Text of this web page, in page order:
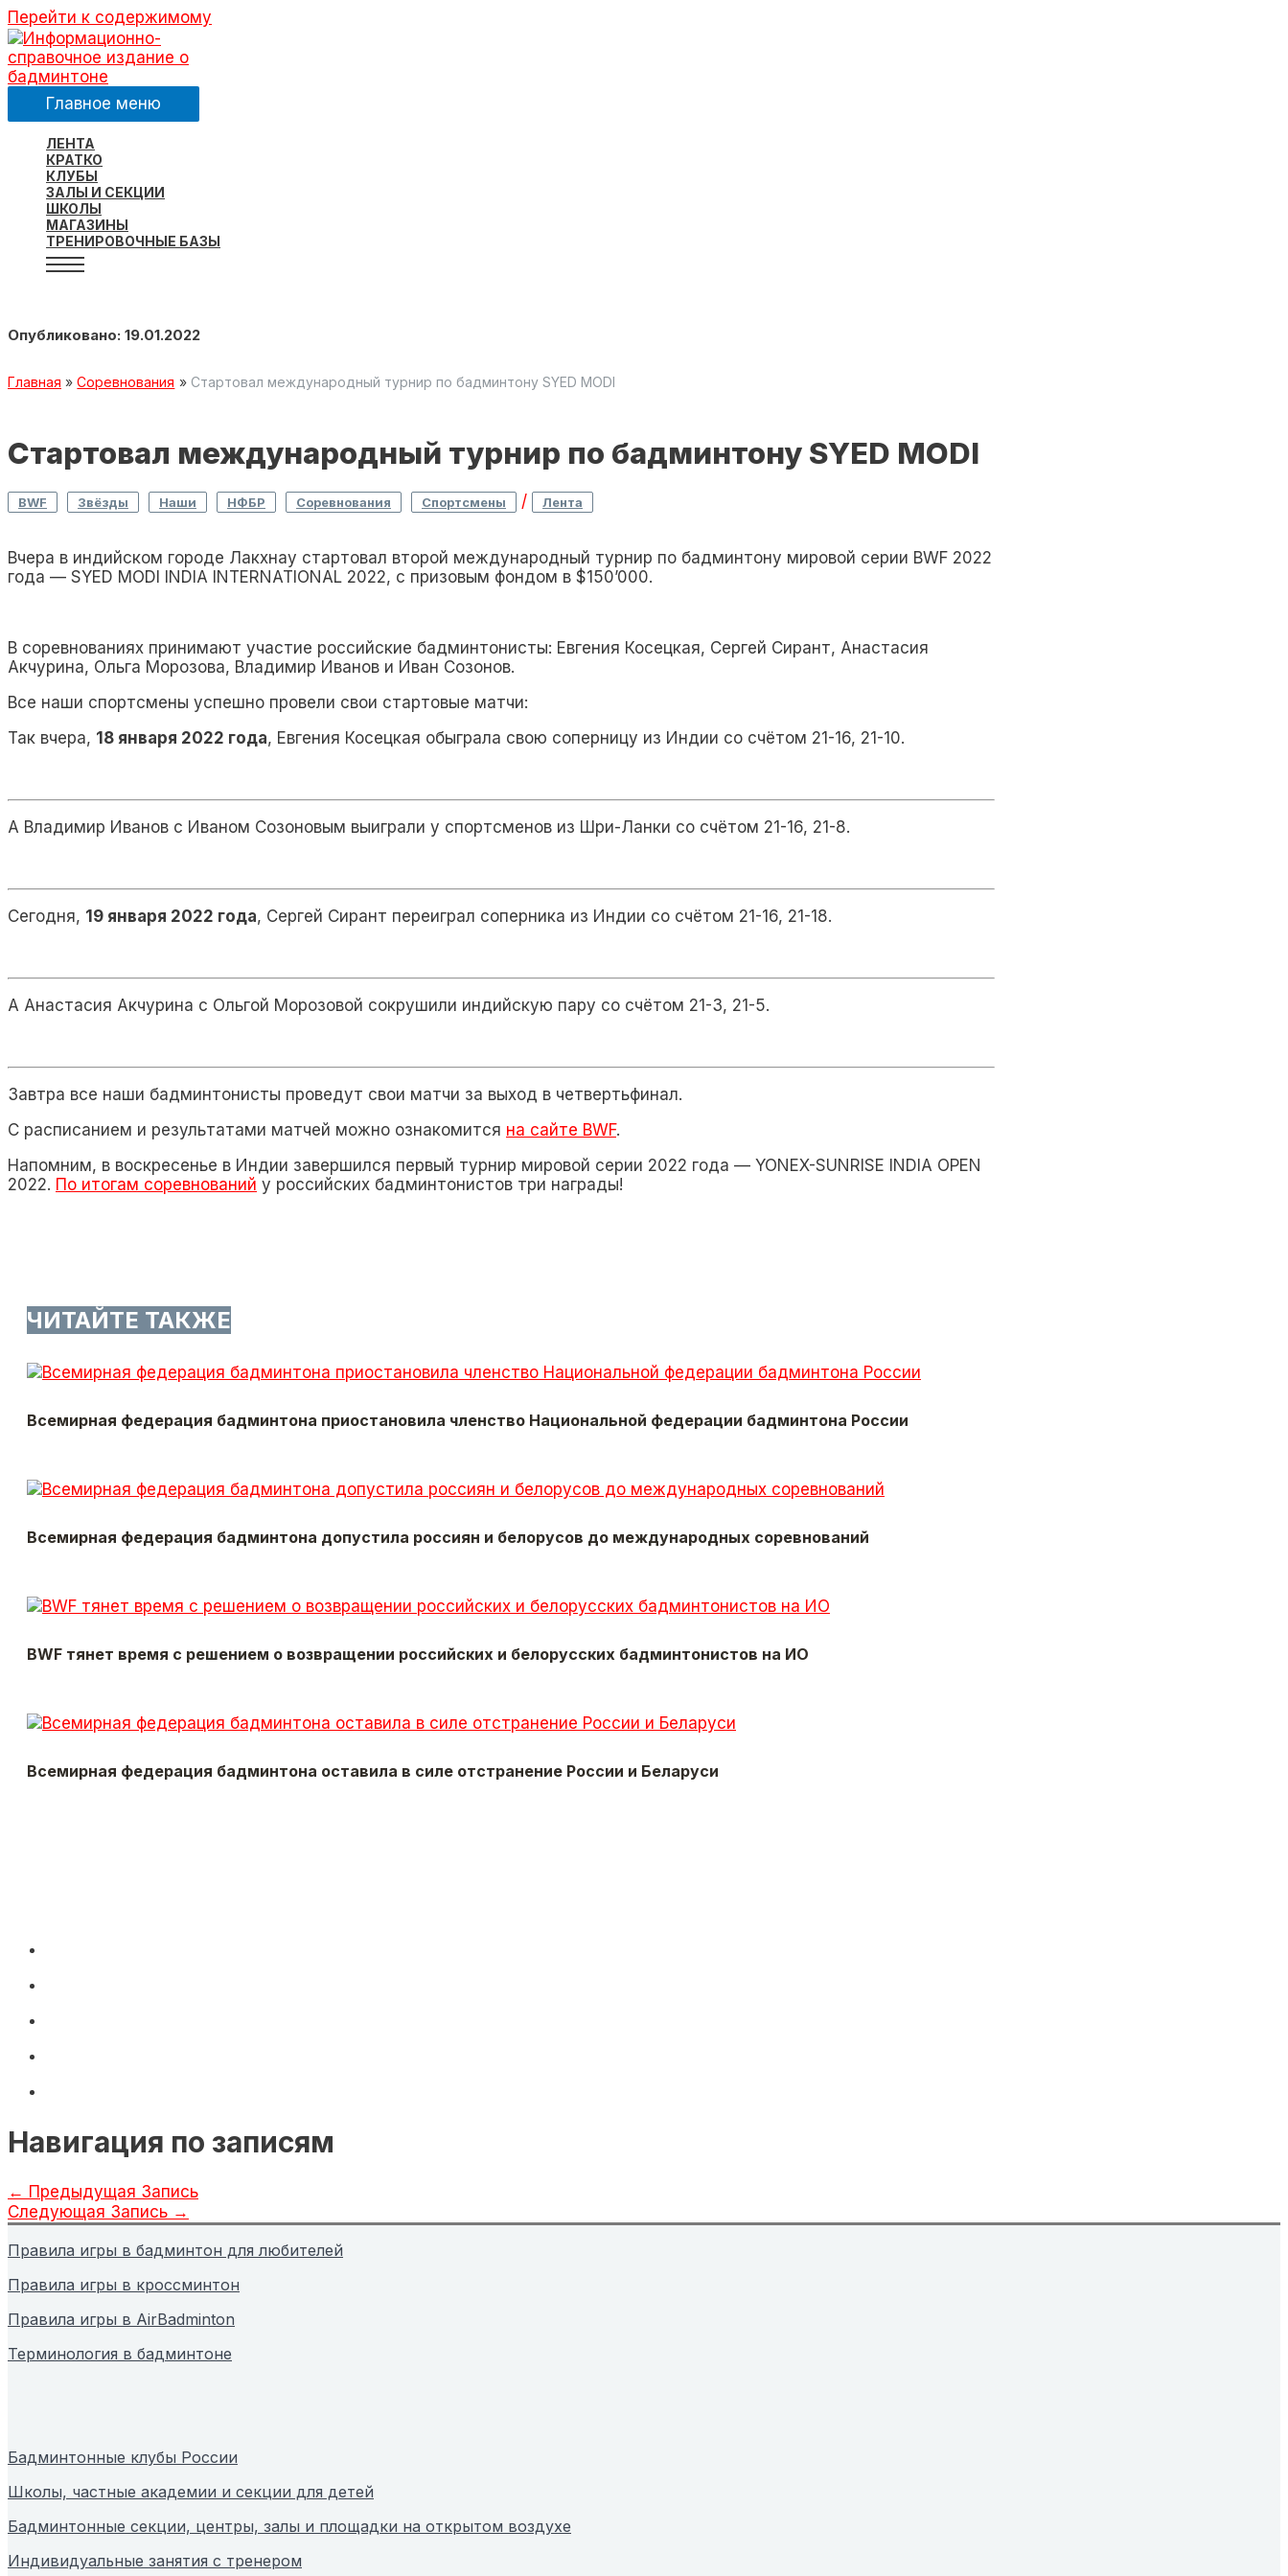
Перейти к содержимому
Главное меню
ЛЕНТА
КРАТКО
КЛУБЫ
ЗАЛЫ И СЕКЦИИ
ШКОЛЫ
МАГАЗИНЫ
ТРЕНИРОВОЧНЫЕ БАЗЫ
Опубликовано: 19.01.2022
Главная Соревнования Стартовал международный турнир по бадминтону SYED MODI
Стартовал международный турнир по бадминтону SYED MODI
BWF Звёзды Наши НФБР Соревнования Спортсмены / Лента
Вчера в индийском городе Лакхнау стартовал второй международный турнир по бадминтону мировой серии BWF 2022
года — SYED MODI INDIA INTERNATIONAL 2022, с призовым фондом в $150’000.
В соревнованиях принимают участие российские бадминтонисты: Евгения Косецкая, Сергей Сирант, Анастасия
Акчурина, Ольга Морозова, Владимир Иванов и Иван Созонов.
Все наши спортсмены успешно провели свои стартовые матчи:
Так вчера, 18 января 2022 года, Евгения Косецкая обыграла свою соперницу из Индии со счётом 21-16, 21-10.
А Владимир Иванов с Иваном Созоновым выиграли у спортсменов из Шри-Ланки со счётом 21-16, 21-8.
Сегодня, 19 января 2022 года, Сергей Сирант переиграл соперника из Индии со счётом 21-16, 21-18.
А Анастасия Акчурина с Ольгой Морозовой сокрушили индийскую пару со счётом 21-3, 21-5.
Завтра все наши бадминтонисты проведут свои матчи за выход в четвертьфинал.
С расписанием и результатами матчей можно ознакомится на сайте BWF.
Напомним, в воскресенье в Индии завершился первый турнир мировой серии 2022 года — YONEX-SUNRISE INDIA OPEN
2022. По итогам соревнований у российских бадминтонистов три награды!
ЧИТАЙТЕ ТАКЖЕ
Всемирная федерация бадминтона приостановила членство Национальной федерации бадминтона России
Всемирная федерация бадминтона допустила россиян и белорусов до международных соревнований
BWF тянет время с решением о возвращении российских и белорусских бадминтонистов на ИО
Всемирная федерация бадминтона оставила в силе отстранение России и Беларуси
Навигация по записям
← Предыдущая Запись
Следующая Запись →
Правила игры в бадминтон для любителей
Правила игры в кроссминтон
Правила игры в AirBadminton
Терминология в бадминтоне
Бадминтонные клубы России
Школы, частные академии и секции для детей
Бадминтонные секции, центры, залы и площадки на открытом воздухе
Индивидуальные занятия с тренером